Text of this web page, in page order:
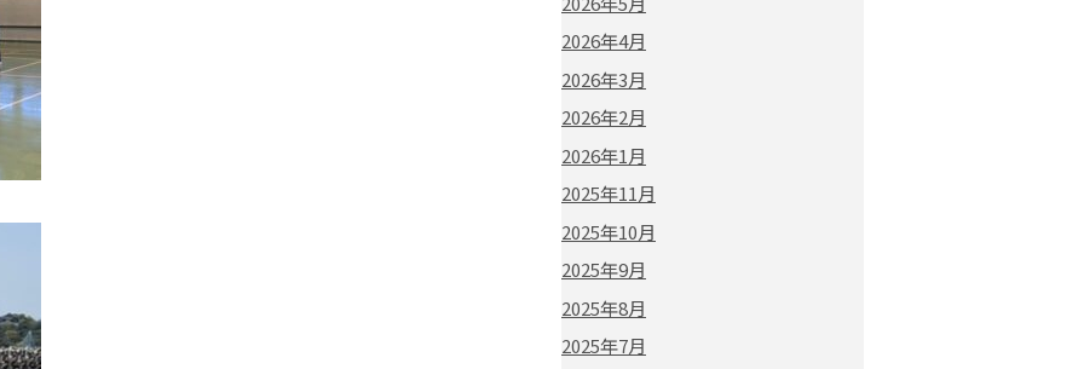
2026年4月
2026年3月
2026年2月
2026年1月
2025年11月
2025年10月
2025年9月
2025年8月
2025年7月